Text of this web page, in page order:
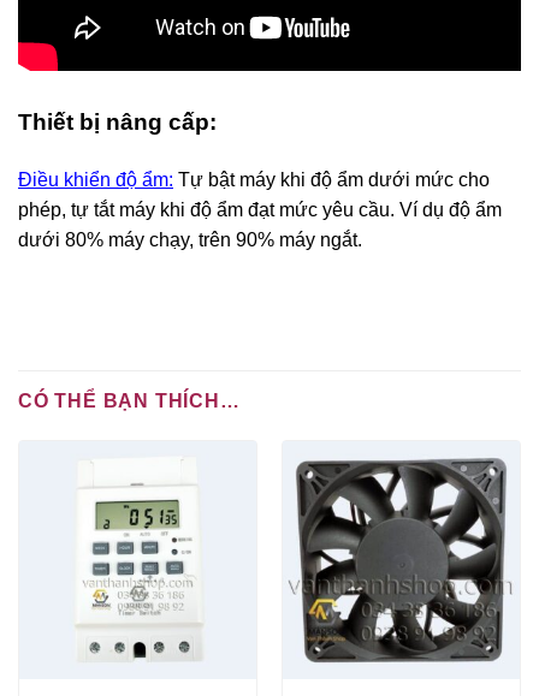
Thiết bị nâng cấp:
Điều khiển độ ẩm: Tự bật máy khi độ ẩm dưới mức cho
phép, tự tắt máy khi độ ẩm đạt mức yêu cầu. Ví dụ độ ẩm
dưới 80% máy chạy, trên 90% máy ngắt.
CÓ THỂ BẠN THÍCH…